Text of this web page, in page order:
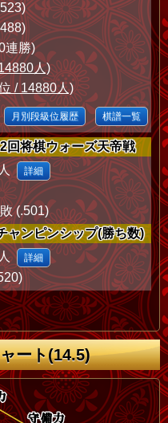
連勝)
人)
/ 14880人)
月別段級位履歴 棋譜一覧
回将棋ウォーズ天帝戦
詳細
(.501)
ャンピンシップ(勝ち数)
詳細
ート(14.5)